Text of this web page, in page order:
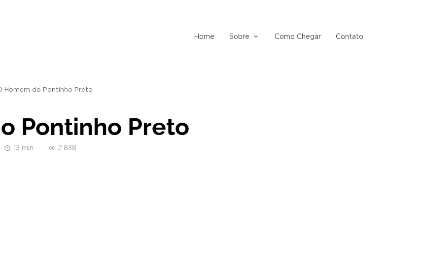
Home Sobre Como Chegar Contato
Homem do Pontinho Preto
Pontinho Preto
13 min 2.838